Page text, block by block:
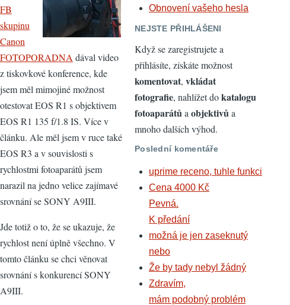
FB
skupinu
Canon
FOTOPORADNA dával video
z tiskovkové konference, kde
jsem měl mimojiné možnost
otestovat EOS R1 s objektivem
EOS R1 135 f/1.8 IS. Více v
článku. Ale měl jsem v ruce také
EOS R3 a v souvislosti s
rychlostmi fotoaparátů jsem
narazil na jedno velice zajímavé
srovnání se SONY A9III.
Jde totiž o to, že se ukazuje, že
rychlost není úplně všechno. V
tomto článku se chci věnovat
srovnání s konkurencí SONY
A9III.
Obnovení vašeho hesla
NEJSTE PŘIHLÁŠENI
Když se zaregistrujete a
přihlásíte, získáte možnost
komentovat, vkládat
fotografie, nahlížet dokatalogu
fotoaparátůa objektivůa
mnoho dalších výhod.
Poslední komentáře
uprime receno, tuhle funkci
Cena 4000 Kč
Pevná.
K předání
možná je jen zaseknutý
nebo
Že by tady nebyl žádný
Zdravím,
mám podobný problém